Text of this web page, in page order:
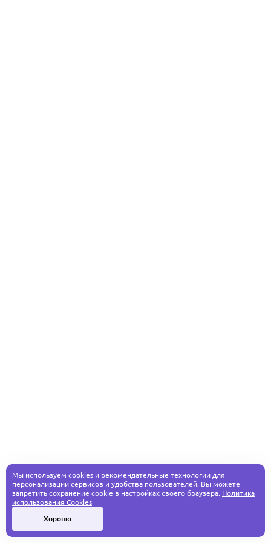
Мы используем cookies и рекомендательные технологии для
персонализации сервисов и удобства пользователей. Вы можете
запретить сохранение cookie в настройках своего браузера. Политика
использования Cookies
Хорошо